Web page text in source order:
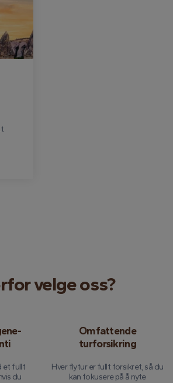
velge oss?
et fullt
du
Omfattende
turforsikring
Hver flytur er fullt forsikret, så du
kan fokusere på å nyte